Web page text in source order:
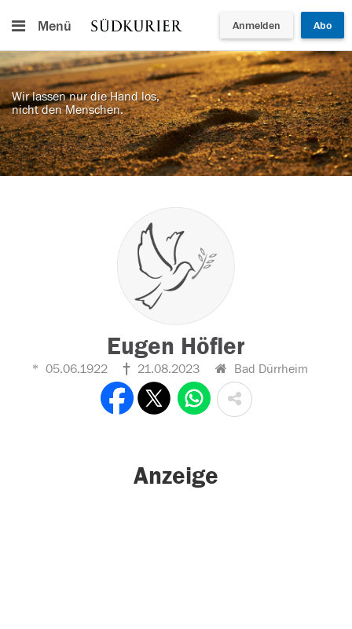
Menü Anmelden Abo
Wir lassen nur die Hand los,
nicht den Menschen.
Eugen Höfler
05.06.1922 21.08.2023 Bad Dürrheim
Anzeige